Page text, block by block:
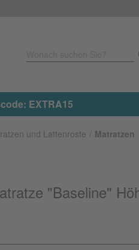
und Lattenroste Matratzen
"Baseline"